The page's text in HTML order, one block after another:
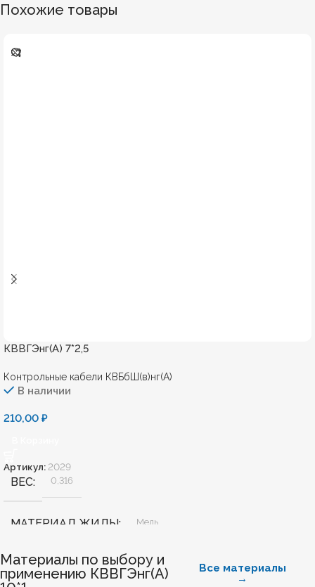
Похожие товары
КВВГЭнг(А) 7*2,5
Контрольные кабели КВБбШ(в)нг(А)
В наличии
210,00 ₽
Артикул: 2029
ВЕС 0,316
МАТЕРИАЛ ЖИЛЫ Медь
БЕЗГАЛОГЕННЫЙ Нет
Материалы по выбору и
применению КВВГЭнг(А)
Все материалы
→